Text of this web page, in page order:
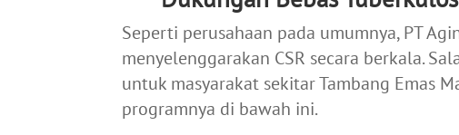
Seperti perusahaan pada umumnya, PT
menyelenggarakan CSR secara berkala.
untuk masyarakat sekitar Tambang Emas
programnya di bawah ini.